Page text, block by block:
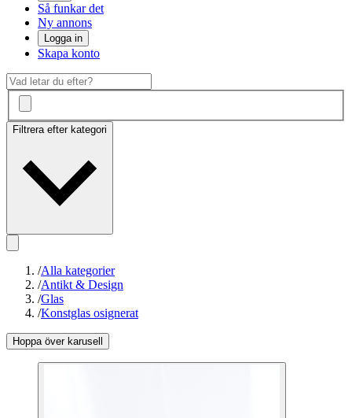
Så funkar det
Ny annons
Logga in
Skapa konto
Filtrera efter kategori
/Alla kategorier
/Antikt & Design
/Glas
/Konstglas osignerat
Hoppa över karusell